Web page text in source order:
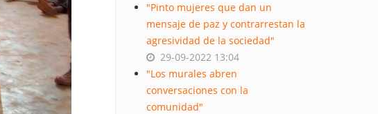
"Pinto mujeres que dan un
mensaje de paz y contrarrestan la
agresividad de la sociedad"
29-09-2022 13:04
"Los murales abren
conversaciones con la
comunidad"